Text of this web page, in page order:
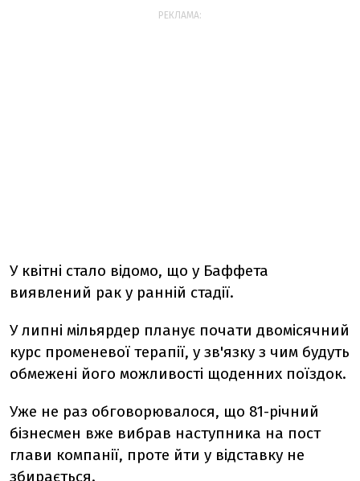
РЕКЛАМА:
У квітні стало відомо, що у Баффета
виявлений рак у ранній стадії.
У липні мільярдер планує почати двомісячний
курс променевої терапії, у зв'язку з чим будуть
обмежені його можливості щоденних поїздок.
Уже не раз обговорювалося, що 81-річний
бізнесмен вже вибрав наступника на пост
глави компанії, проте йти у відставку не
збирається.